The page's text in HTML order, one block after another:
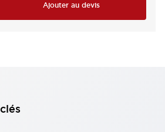
Ajouter au devis